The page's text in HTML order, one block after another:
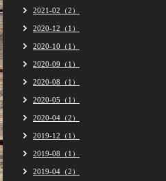
2021-02（2）
2020-12（1）
2020-10（1）
2020-09（1）
2020-08（1）
2020-05（1）
2020-04（2）
2019-12（1）
2019-08（1）
2019-04（2）